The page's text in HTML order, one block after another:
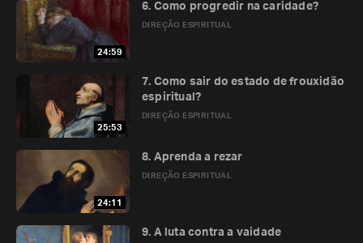
24:59
DIREÇÃO ESPIRITUAL
6. Como progredir na caridade?
25:53
DIREÇÃO ESPIRITUAL
7. Como sair do estado de frouxidão
espiritual?
24:11
DIREÇÃO ESPIRITUAL
8. Aprenda a rezar
9. A luta contra a vaidade